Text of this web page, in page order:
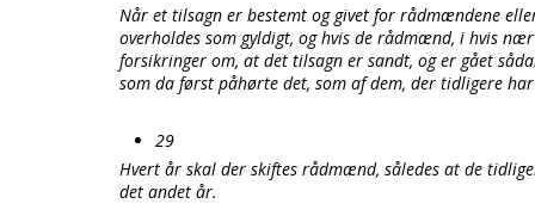
Når et tilsagn er bestemt og givet for rådmændene
overholdes som gyldigt, og hvis de rådmænd, i hvis
forsikringer om, at det tilsagn er sandt, og er gået
som da først påhørte det, som af dem, der tidligere
29
Hvert år skal der skiftes rådmænd, således at de
det andet år.